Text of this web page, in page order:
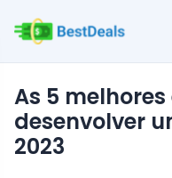
As 5 melhores empresas para
desenvolver
2023